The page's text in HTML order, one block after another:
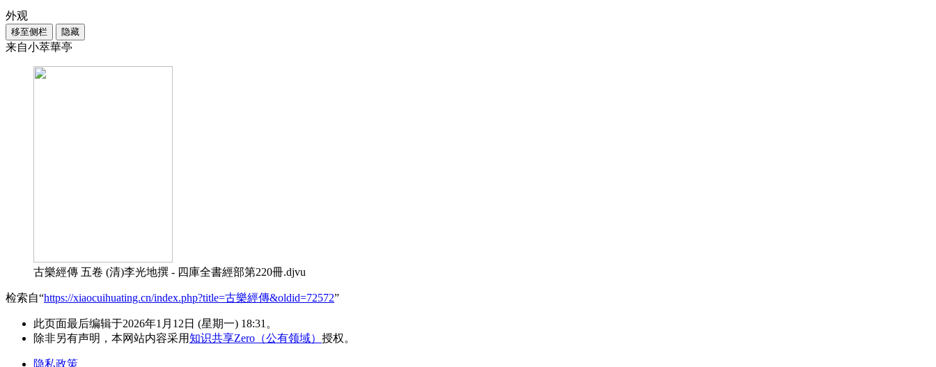
外观
移至侧栏 隐藏
来自小萃華亭
古樂經傳 五卷 (清)李光地撰 - 四庫全書經部第220冊.djvu
检索自“https://xiaocuihuating.cn/index.php?title=古樂經傳&oldid=72572”
此页面最后编辑于2026年1月12日 (星期一) 18:31。
除非另有声明，本网站内容采用知识共享Zero（公有领域） 授权。
隐私政策